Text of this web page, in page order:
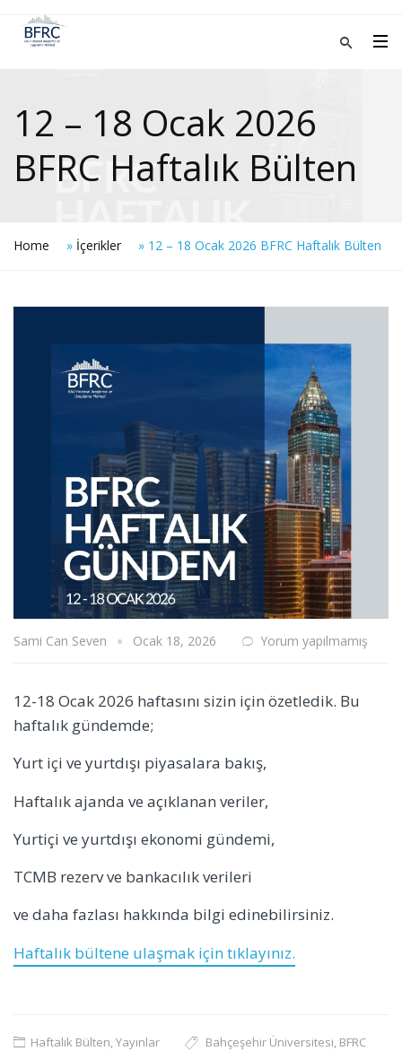
12 – 18 Ocak 2026
BFRC Haftalık Bülten
Home » İçerikler » 12 – 18 Ocak 2026 BFRC Haftalık Bülten
Sami Can Seven Ocak 18, 2026 Yorum yapılmamış
12-18 Ocak 2026 haftasını sizin için özetledik. Bu
haftalık gündemde;
Yurt içi ve yurtdışı piyasalara bakış,
Haftalık ajanda ve açıklanan veriler,
Yurtiçi ve yurtdışı ekonomi gündemi,
TCMB rezerv ve bankacılık verileri
ve daha fazlası hakkında bilgi edinebilirsiniz.
Haftalık bültene ulaşmak için tıklayınız.
Haftalık Bülten,Yayınlar Bahçeşehir Üniversitesi, BFRC